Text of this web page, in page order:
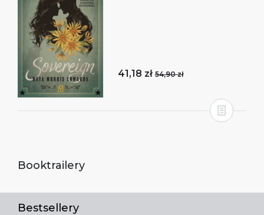
41,18 zł 54,90 zł
Booktrailery
Bestsellery